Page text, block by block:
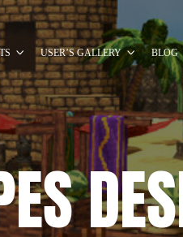
USER’S GALLERY BLOG